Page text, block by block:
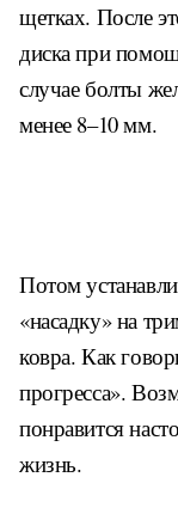
щетках. После
диска при
случае болты
менее 8–10 мм.
Потом
«насадку» на
ковра. Как
прогресса».
понравится
жизнь.